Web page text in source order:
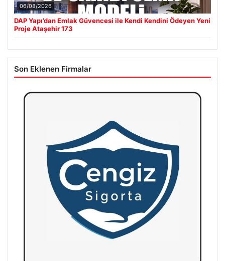
06/08/2026
DAP Yapı’dan Emlak Güvencesi ile Kendi Kendini Ödeyen Yeni
Proje Ataşehir 173
Son Eklenen Firmalar